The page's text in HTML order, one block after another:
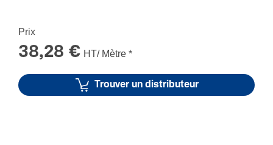
fixation nylon pour une isolation de classe 2
Prix
38,28 € HT/ Mètre *
Trouver un distributeur